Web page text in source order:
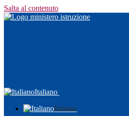
Salta al contenuto
Italiano
Italiano